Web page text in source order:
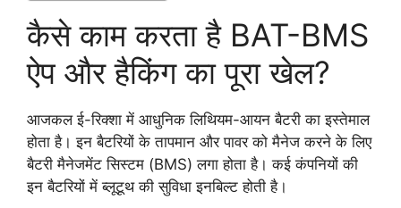
कैसे काम करता है BAT-BMS
ऐप और हैकिंग का पूरा खेल?
आजकल ई-रिक्शा में आधुनिक लिथियम-आयन बैटरी का इस्तेमाल
होता है। इन बैटरियों के तापमान और पावर को मैनेज करने के लिए
बैटरी मैनेजमेंट सिस्टम (BMS) लगा होता है। कई कंपनियों की
इन बैटरियों में ब्लूटूथ की सुविधा इनबिल्ट होती है।